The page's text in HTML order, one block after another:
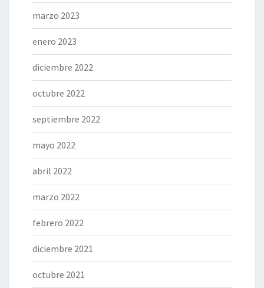
marzo 2023
enero 2023
diciembre 2022
octubre 2022
septiembre 2022
mayo 2022
abril 2022
marzo 2022
febrero 2022
diciembre 2021
octubre 2021